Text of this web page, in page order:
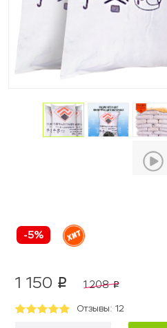
-5%
1 150 p 1 208 p
Отзывы: 12